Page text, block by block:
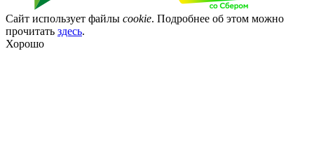
Сайт использует файлы cookie. Подробнее об этом можно
прочитать здесь.
Хорошо